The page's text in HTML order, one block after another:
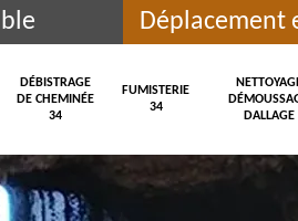
Déplacement
DÉBISTRAGE
DE CHEMINÉE
34
FUMISTERIE
34